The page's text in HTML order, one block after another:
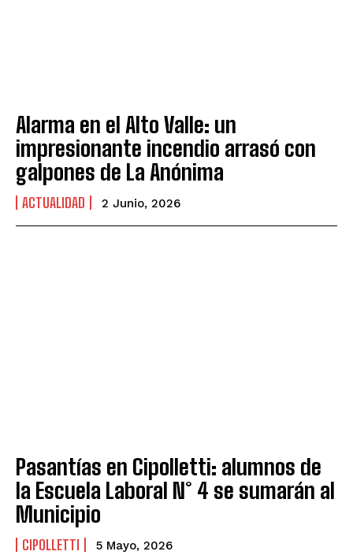
Alarma en el Alto Valle: un
impresionante incendio arrasó con
galpones de La Anónima
ACTUALIDAD 2 Junio, 2026
Pasantías en Cipolletti: alumnos de
la Escuela Laboral N° 4 se sumarán al
Municipio
CIPOLLETTI 5 Mayo, 2026